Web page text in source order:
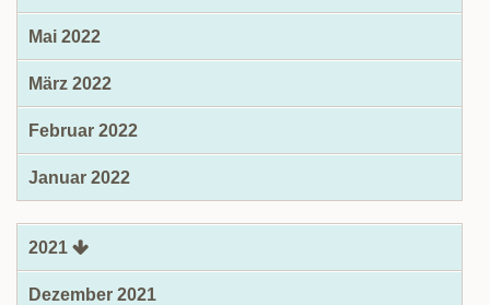
Mai 2022
März 2022
Februar 2022
Januar 2022
2021
Dezember 2021